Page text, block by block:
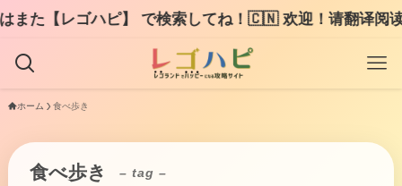
また【レゴハピ】 で検索してね！🇨🇳 欢迎！请翻译阅读
ホーム 食べ歩き
食べ歩き – tag –